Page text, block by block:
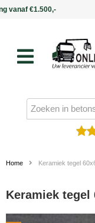
Home Keramiek tegel
Keramiek tegel